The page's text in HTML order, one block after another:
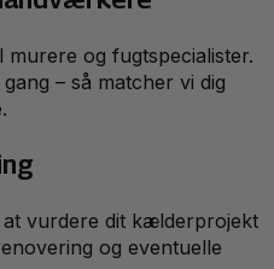
og fugtspecialister.
– så matcher vi dig
vurdere dit kælderprojekt
og eventuelle